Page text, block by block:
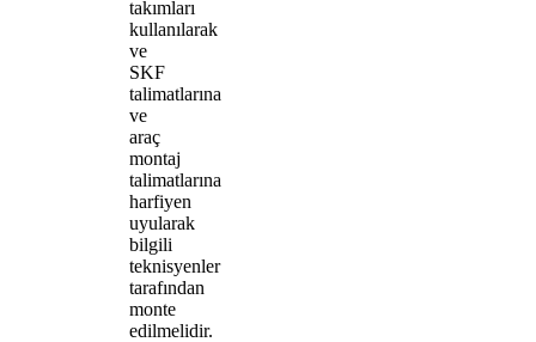
takımları
kullanılarak
ve
SKF
talimatlarına
ve
araç
montaj
talimatlarına
harfiyen
uyularak
bilgili
teknisyenler
tarafından
monte
edilmelidir.